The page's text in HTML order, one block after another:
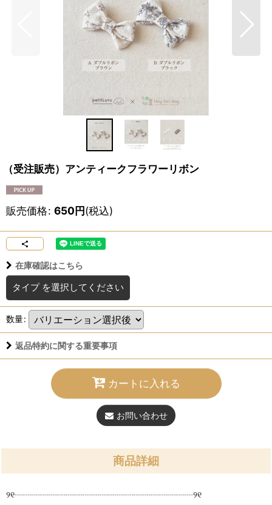
（受注販売）アンティークフラワーリボン
販売価格: 650円(税込)
在庫確認はこちら
タイプ を選択してください
数量:
返品特約に関する重要事項
カートに入れる
お問い合わせ
商品詳細
୨୧┈┈┈┈┈┈┈┈┈┈┈┈┈┈┈┈┈┈┈┈┈୨୧